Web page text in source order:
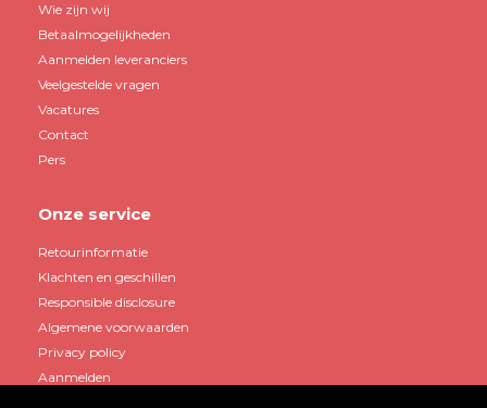
Wie zijn wij
Betaalmogelijkheden
Aanmelden leveranciers
Veelgestelde vragen
Vacatures
Contact
Pers
Onze service
Retourinformatie
Klachten en geschillen
Responsible disclosure
Algemene voorwaarden
Privacy policy
Aanmelden